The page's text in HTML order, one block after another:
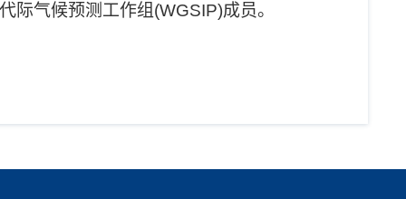
气候预测工作组(WGSIP)成员。